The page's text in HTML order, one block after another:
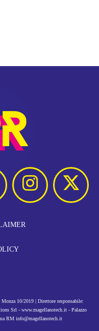
10/2019 | Direttore responsabile:
Srl - www.magellanotech.it - Palazzo
RM info@magellanotech.it